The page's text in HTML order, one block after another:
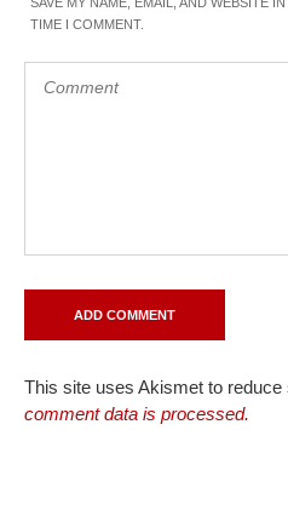
TIME I COMMENT.
This site uses Akismet to reduce
comment data is processed.